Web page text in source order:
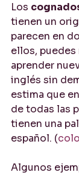
Los
tienen un
parecen en
ellos,
aprender
inglés sin
estima que
de todas las
tienen una
español. (
Algunos